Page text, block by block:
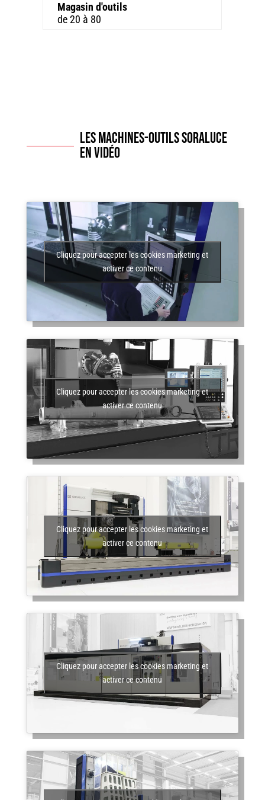
Magasin d'outils
de 20 à 80
Les machines-outils SORALUCE
en vidéo
Cliquez pour accepter les cookies marketing et
activer ce contenu
Cliquez pour accepter les cookies marketing et
activer ce contenu
Cliquez pour accepter les cookies marketing et
activer ce contenu
Cliquez pour accepter les cookies marketing et
activer ce contenu